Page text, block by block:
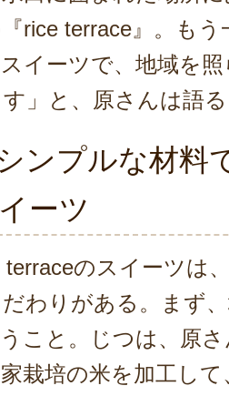
rice terrace』。も
イーツで、地域を
」と、原さんは語
ンプルな材料
ーツ
terraceのスイーツは
わりがある。まず
こと。じつは、原
栽培の米を加工し